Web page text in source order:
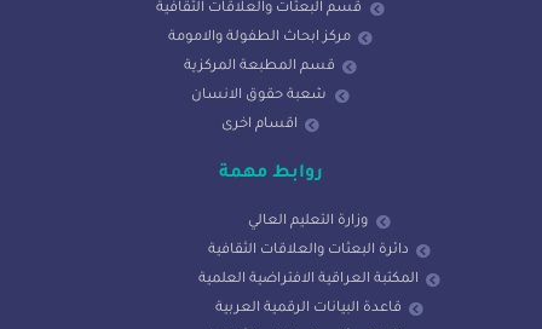
قسم البعثات والعلاقات الثقافية
مركز ابحاث الطفولة والامومة
قسم المطبعة المركزية
شعبة حقوق الانسان
اقسام اخرى
روابط مهمة
وزارة التعليم العالي
دائرة البعثات والعلاقات الثقافية
المكتبة العراقية الافتراضية العلمية
قاعدة البيانات الرقمية العربية